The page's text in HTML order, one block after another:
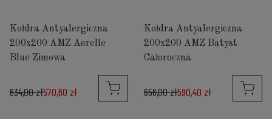
Kołdra Antyalergiczna
200x200 AMZ Aerelle
Blue Zimowa
570,60 zł
634,00 zł
Kołdra Antyalergiczna
200x200 AMZ Batyst
Całoroczna
590,40 zł
656,00 zł